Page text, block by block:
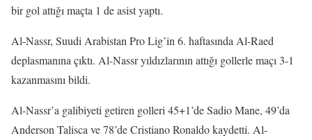
bir gol attığı maçta 1 de asist yaptı.
Al-Nassr, Suudi Arabistan Pro Lig’in 6. haftasında Al-Raed
deplasmanına çıktı. Al-Nassr yıldızlarının attığı gollerle maçı 3-1
kazanmasını bildi.
Al-Nassr’a galibiyeti getiren golleri 45+1’de Sadio Mane, 49’da
Anderson Talisca ve 78’de Cristiano Ronaldo kaydetti. Al-